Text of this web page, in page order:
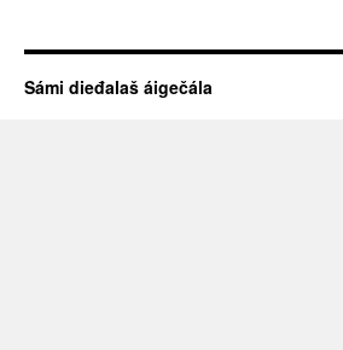
Sámi dieđalaš áigečála